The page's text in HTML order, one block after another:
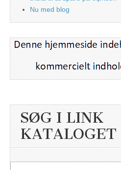
Nu med blog
SØG I LINK
KATALOGET